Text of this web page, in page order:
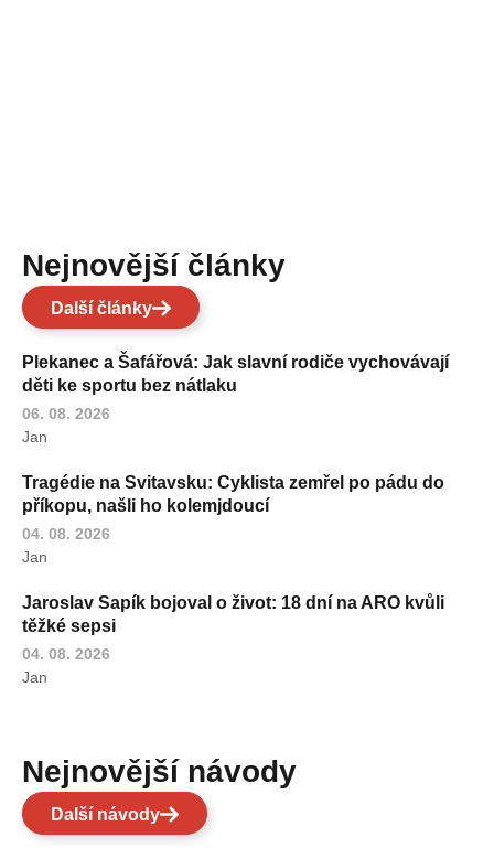
Nejnovější články
Další články
Plekanec a Šafářová: Jak slavní rodiče vychovávají
děti ke sportu bez nátlaku
06. 08. 2026
Jan
Tragédie na Svitavsku: Cyklista zemřel po pádu do
příkopu, našli ho kolemjdoucí
04. 08. 2026
Jan
Jaroslav Sapík bojoval o život: 18 dní na ARO kvůli
těžké sepsi
04. 08. 2026
Jan
Nejnovější návody
Další návody